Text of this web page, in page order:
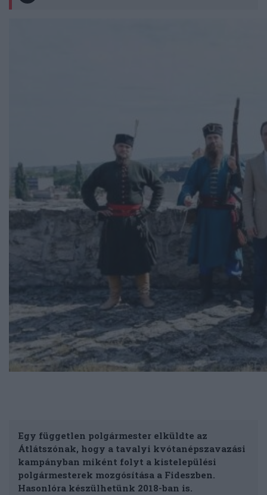
Egy független polgármester elküldte az
Átlátszónak, hogy a tavalyi kvótanépszavazási
kampányban miként folyt a kistelepülési
polgármesterek mozgósítása a Fideszben.
Hasonlóra készülhetünk 2018-ban is.